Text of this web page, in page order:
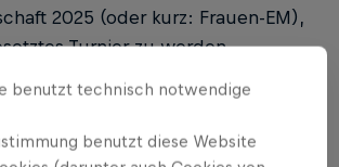
2025 (oder kurz: Frauen-EM),
Turnier zu werden
Teams des europäischen
Wird es Portugal mit
benutzt technisch notwendige
benutzt diese Website